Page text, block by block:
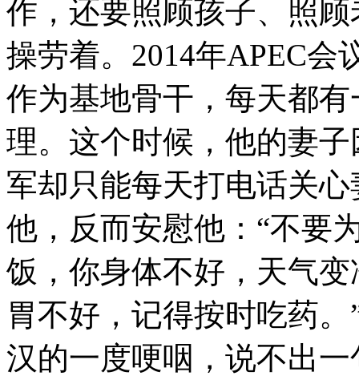
作，还要照顾孩子、照
操劳着。2014年APEC会
作为基地骨干，每天都
理。这个时候，他的妻
军却只能每天打电话关
他，反而安慰他：“不要
饭，你身体不好，天气
胃不好，记得按时吃药
汉的一度哽咽，说不出